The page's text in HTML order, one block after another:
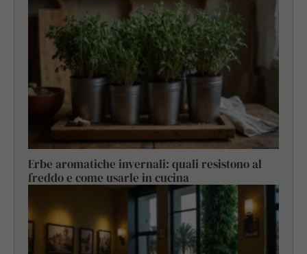
Erbe aromatiche invernali: quali resistono al
freddo e come usarle in cucina